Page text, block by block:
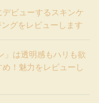
デビューするスキンケ
グをレビューします
」は透明感もハリも欲
！魅力をレビューし